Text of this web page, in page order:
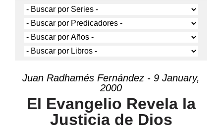
Juan Radhamés Fernández - 9 January,
2000
El Evangelio Revela la
Justicia de Dios